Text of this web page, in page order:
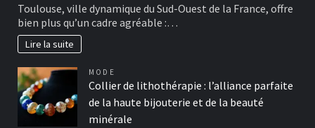
Toulouse, ville dynamique du Sud-Ouest de la France, offre
bien plus qu’un cadre agréable :…
Lire la suite
MODE
Collier de lithothérapie : l’alliance parfaite
de la haute bijouterie et de la beauté
minérale